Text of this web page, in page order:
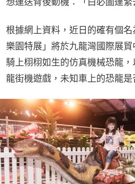
根據網上資料，近日的確有個
樂園特展」將於九龍灣國際展
騎上栩栩如生的仿真機械恐龍
龍街機遊戲，未知車上的恐龍是